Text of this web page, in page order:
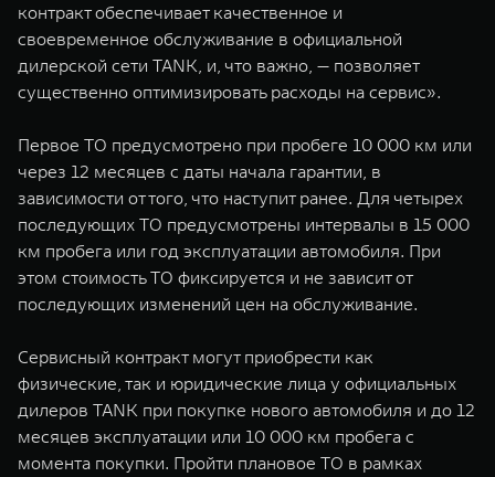
контракт обеспечивает качественное и
своевременное обслуживание в официальной
дилерской сети TANK, и, что важно, — позволяет
существенно оптимизировать расходы на сервис».
Первое ТО предусмотрено при пробеге 10 000 км или
через 12 месяцев с даты начала гарантии, в
зависимости от того, что наступит ранее. Для четырех
последующих ТО предусмотрены интервалы в 15 000
км пробега или год эксплуатации автомобиля. При
этом стоимость ТО фиксируется и не зависит от
последующих изменений цен на обслуживание.
Сервисный контракт могут приобрести как
физические, так и юридические лица у официальных
дилеров TANK при покупке нового автомобиля и до 12
месяцев эксплуатации или 10 000 км пробега с
момента покупки. Пройти плановое ТО в рамках